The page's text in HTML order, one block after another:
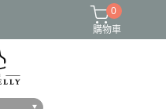
0
購物車